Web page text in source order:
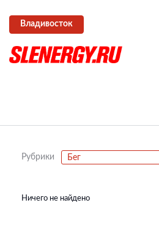
Владивосток
Рубрики Бег
Ничего не найдено